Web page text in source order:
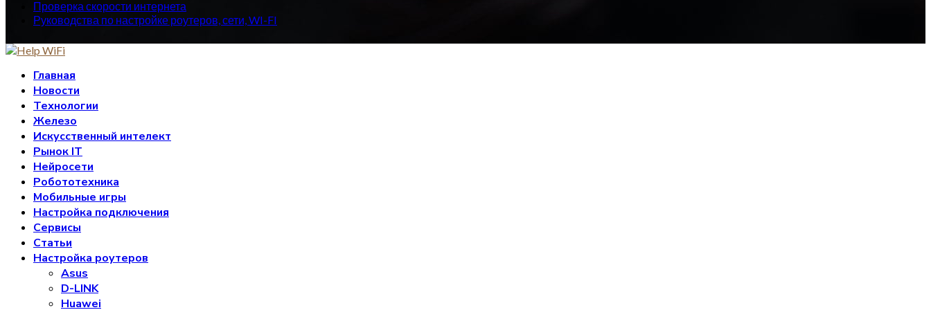
Проверка скорости интернета
Руководства по настройке роутеров, сети, WI-FI
Главная
Новости
Технологии
Железо
Искусственный интелект
Рынок IT
Нейросети
Робототехника
Мобильные игры
Настройка подключения
Сервисы
Статьи
Настройка роутеров
Asus
D-LINK
Huawei